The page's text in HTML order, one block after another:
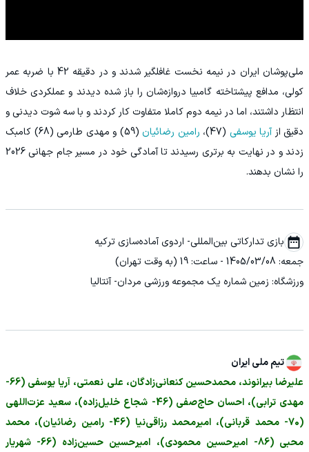
ملی‌پوشان ایران در نیمه نخست غافلگیر شدند و در دقیقه 42 با ضربه عمر
کولی، مدافع پیشتاخته گامبیا دروازه‌شان را باز شده دیدند و عملکردی خلاف
انتظار داشتند، اما در نیمه دوم کاملا متفاوت کار کردند و با سه شوت دیدنی و
دقیق ازآریا یوسفی (47)، رامین رضائیان
(59) و مهدی طارمی (68) کامبک
زدند و در نهایت به برتری رسیدند تا آمادگی خود در مسیر جام جهانی 2026
را نشان بدهند.
بازی تدارکاتی بین‌المللی- اردوی آماده‌سازی ترکیه
جمعه: 1405/03/08 - ساعت: 19 (به وقت تهران)
ورزشگاه: زمین شماره یک مجموعه ورزشی مردان- آنتالیا
تیم ملی ایران
علیرضا بیرانوند، محمدحسین کنعانی‌زادگان، علی نعمتی، آریا یوسفی (66-
مهدی ترابی)، احسان حاج‌صفی (46- شجاع خلیل‌زاده)، سعید عزت‌اللهی
(70- محمد قربانی)، امیرمحمد رزاقی‌نیا (46- رامین رضائیان)، محمد
محبی (86- امیرحسین محمودی)، امیرحسین حسین‌زاده (66- شهریار